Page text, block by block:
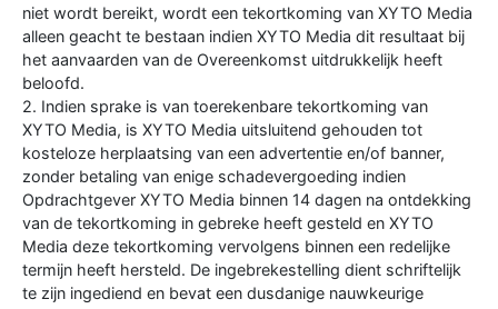
niet wordt bereikt, wordt een tekortkoming van XYTO Media
alleen geacht te bestaan indien XYTO Media dit resultaat bij
het aanvaarden van de Overeenkomst uitdrukkelijk heeft
beloofd.
2. Indien sprake is van toerekenbare tekortkoming van
XYTO Media, is XYTO Media uitsluitend gehouden tot
kosteloze herplaatsing van een advertentie en/of banner,
zonder betaling van enige schadevergoeding indien
Opdrachtgever XYTO Media binnen 14 dagen na ontdekking
van de tekortkoming in gebreke heeft gesteld en XYTO
Media deze tekortkoming vervolgens binnen een redelijke
termijn heeft hersteld. De ingebrekestelling dient schriftelijk
te zijn ingediend en bevat een dusdanige nauwkeurige